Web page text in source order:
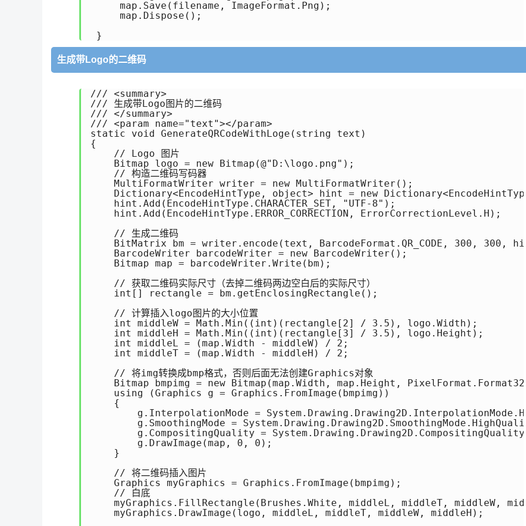
     map.Save(filename, ImageFormat.Png);
     map.Dispose();
生成带Logo的二维码
/// <summary>
/// 生成带Logo图片的二维码
/// </summary>
/// <param name="text"></param>
static void GenerateQRCodeWithLoge(string text)
{
    // Logo 图片
    Bitmap logo = new Bitmap(@"D:\logo.png");
    // 构造二维码写码器
    MultiFormatWriter writer = new MultiFormatWriter();
Dictionary<EncodeHintType, object> hint = new
    hint.Add(EncodeHintType.CHARACTER_SET, "UTF-8");
    hint.Add(EncodeHintType.ERROR_CORRECTION, ErrorCorrectionLevel.H);
    // 生成二维码
BitMatrix bm = writer.encode(text, BarcodeFormat.QR_CODE, 300, 300,
    BarcodeWriter barcodeWriter = new BarcodeWriter();
    Bitmap map = barcodeWriter.Write(bm);
    // 获取二维码实际尺寸（去掉二维码两边空白后的实际尺寸）
    int[] rectangle = bm.getEnclosingRectangle();
    // 计算插入logo图片的大小位置
    int middleW = Math.Min((int)(rectangle[2] / 3.5), logo.Width);
    int middleH = Math.Min((int)(rectangle[3] / 3.5), logo.Height);
    int middleL = (map.Width - middleW) / 2;
    int middleT = (map.Width - middleH) / 2;
    // 将img转换成bmp格式，否则后面无法创建Graphics对象
Bitmap bmpimg = new Bitmap(map.Width, map.Height,
    using (Graphics g = Graphics.FromImage(bmpimg))
    {
g.InterpolationMode =
g.SmoothingMode =
g.CompositingQuality =
        g.DrawImage(map, 0, 0);
    }
    // 将二维码插入图片
    Graphics myGraphics = Graphics.FromImage(bmpimg);
    // 白底
myGraphics.FillRectangle(Brushes.White, middleL, middleT, middleW,
    myGraphics.DrawImage(logo, middleL, middleT, middleW, middleH);